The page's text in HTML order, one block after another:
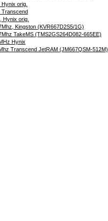
orig.
Transcend
Hynix orig.
Kingston (KVR667D2S5/1G)
TakeMS (TMS2GS264D082-665EE)
Hynix
Transcend JetRAM (JM667QSM-512M)